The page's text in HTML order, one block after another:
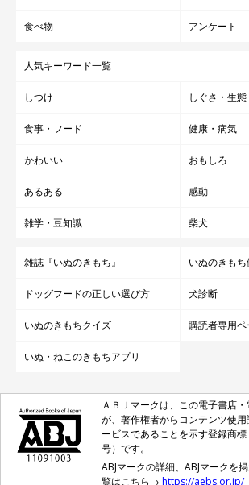
食べ物 アンケート
人気キーワード一覧
しつけ しぐさ・生態
食事・フード 健康・病気
かわいい おもしろ
あるある 感動
雑学・豆知識 柴犬
雑誌『いぬのきもち』 いぬのきも
ドッグフードの正しい選び方 犬診断
いぬのきもちクイズ 購読者専用ペ
いぬ・ねこのきもちアプリ
ＡＢＪマークは、この電子書店
が、著作権者からコンテンツ使
ービスであることを示す登録商
号）です。
ABJマークの詳細、ABJマークを
覧はこちら→ https://aebs.or.jp/